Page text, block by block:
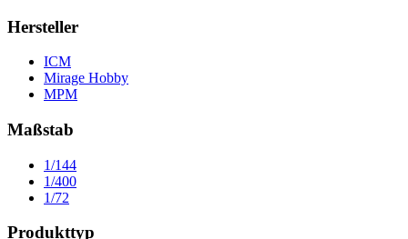
Hersteller
ICM
Mirage Hobby
MPM
Maßstab
1/144
1/400
1/72
Produkttyp